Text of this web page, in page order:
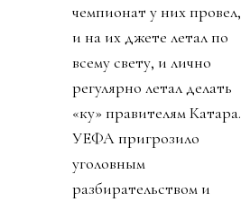
чемпионат у них провел,
и на их джете летал по
всему свету, и лично
регулярно летал делать
«ку» правителям Катара.
УЕФА пригрозило
уголовным
разбирательством и